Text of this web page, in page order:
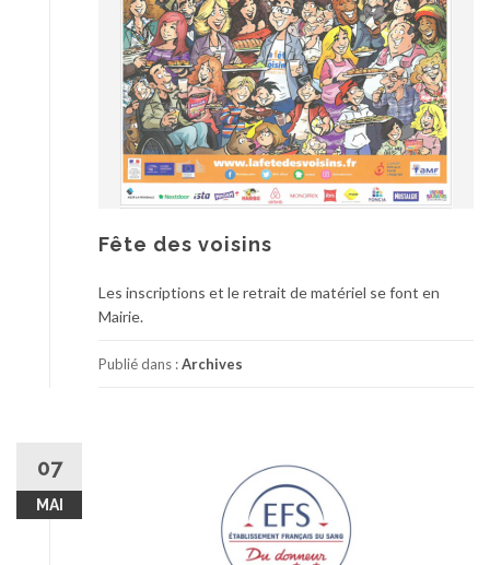
Fête des voisins
Les inscriptions et le retrait de matériel se font en
Mairie.
Publié dans :Archives
07
MAI